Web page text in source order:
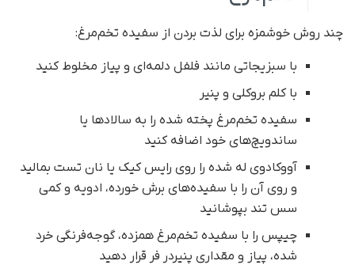
چند روش خوشمزه برای لذت بردن از سفیده تخم‌مرغ:
با سبزیجاتی مانند فلفل دلمه‌ای و پیاز مخلوط کنید
با کلم بروکلی و پنیر
سفیده تخم‌مرغ پخته شده را به سالادها یا
ساندویچ‌های خود اضافه کنید
آووکادوی له شده را روی رایس کیک یا نان تست بمالید
و روی آن را با سفیده‌های برش خورده، ادویه و کمی
سس تند بپوشانید
چیپس را با سفیده تخم‌مرغ همزده، گوجه‌فرنگی خرد
شده، پیاز و مقداری پنیردر فر قرار دهید